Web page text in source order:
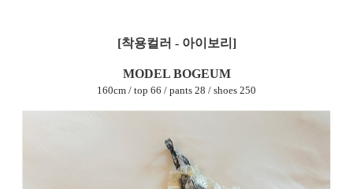
[착용컬러 - 아이보리]
MODEL BOGEUM
160cm / top 66 / pants 28 / shoes 250